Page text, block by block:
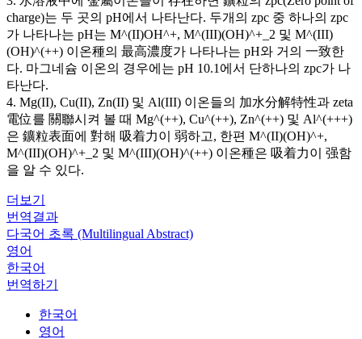
charge)는 두 곳의 pH에서 나타난다. 두개의 zpc 중 하나의 zpc
가 나타나는 pH는 M^(II)OH^+, M^(III)(OH)^+_2 및 M^(III)
(OH)^(++) 이온種의 最高濃度가 나타나는 pH와 거의 一致한
다. 마그네슘 이온의 경우에는 pH 10.1에서 단하나의 zpc가 나
타난다.
4. Mg(II), Cu(II), Zn(II) 및 Al(III) 이온들의 加水分解特性과 zeta
電位를 關聯시켜 볼 때 Mg^(++), Cu^(++), Zn^(++) 및 Al^(+++)
은 鑛粒表面에 對해 吸着力이 弱하고, 한편 M^(II)(OH)^+,
M^(III)(OH)^+_2 및 M^(III)(OH)^(++) 이온種은 吸着力이 强함
을 알 수 있다.
더보기
번역결과
다국어 초록 (Multilingual Abstract)
영어
한국어
번역하기
한국어
영어